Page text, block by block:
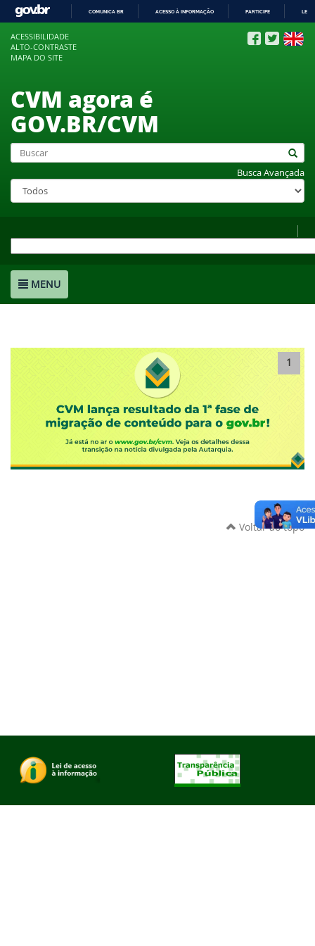
COMUNICA BR ACESSO À INFORMAÇÃO PARTICIPE
ACESSIBILIDADE
ALTO-CONTRASTE
MAPA DO SITE
CVM agora é
GOV.BR/CVM
Busca Avançada
MENU
1
Voltar ao topo